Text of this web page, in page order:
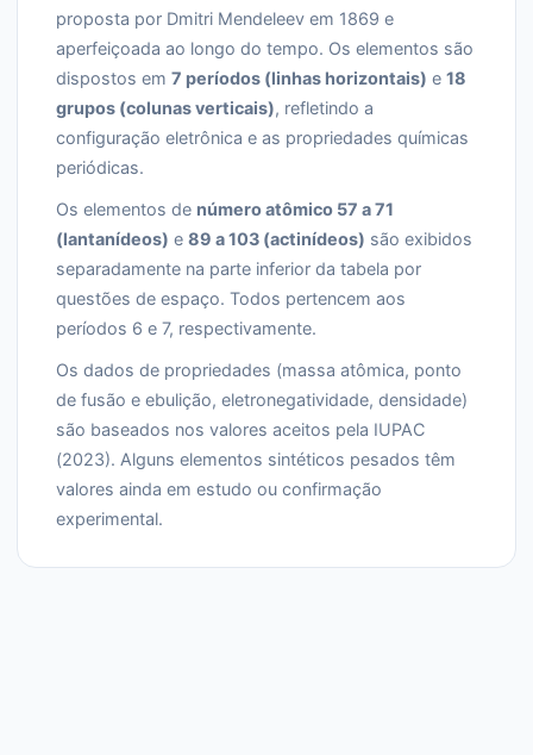
proposta por Dmitri Mendeleev em 1869 e
aperfeiçoada ao longo do tempo. Os elementos são
dispostos em 7 períodos (linhas horizontais) e 18
grupos (colunas verticais), refletindo a
configuração eletrônica e as propriedades químicas
periódicas.
Os elementos de número atômico 57 a 71
(lantanídeos) e 89 a 103 (actinídeos) são exibidos
separadamente na parte inferior da tabela por
questões de espaço. Todos pertencem aos
períodos 6 e 7, respectivamente.
Os dados de propriedades (massa atômica, ponto
de fusão e ebulição, eletronegatividade, densidade)
são baseados nos valores aceitos pela IUPAC
(2023). Alguns elementos sintéticos pesados têm
valores ainda em estudo ou confirmação
experimental.